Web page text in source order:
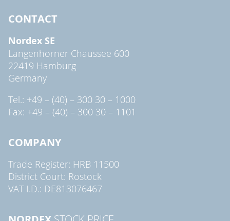
CONTACT
Nordex SE
Langenhorner Chaussee 600
22419 Hamburg
Germany
Tel.: +49 – (40) – 300 30 – 1000
Fax: +49 – (40) – 300 30 – 1101
COMPANY
Trade Register: HRB 11500
District Court: Rostock
VAT I.D.: DE813076467